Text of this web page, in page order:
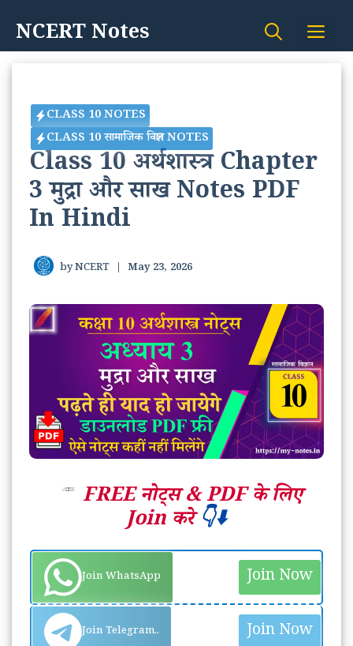
content
NCERT Notes
CLASS 10 NOTES
CLASS 10 सामाजिक विज्ञान NOTES
Class 10 अर्थशास्त्र Chapter
3 मुद्रा और साख Notes PDF
In Hindi
byNCERT | May 23, 2026
FREE नोट्स &PDF के लिए
Join करे👇⬇️
Join WhatsApp Join Now
Join Telegram..
Join Now